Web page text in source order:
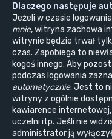
Dlaczego następuje
Jeżeli w czasie
mnie, witryna zachowa
witrynie będzie trwał
czas. Zapobiega to
kogoś innego. Aby
podczas logowania
automatycznie. Jest to
witryny z ogólnie
kawiarence
uczelni itp. Jeśli nie
administrator ją